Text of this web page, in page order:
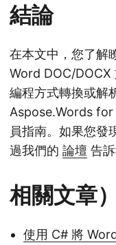
結論
在本文中，您了解
Word DOC/DOCX
編程方式轉換或解
Aspose.Words for
員指南。如果您發
過我們的 論壇 告訴
相關文章）
使用 C# 將